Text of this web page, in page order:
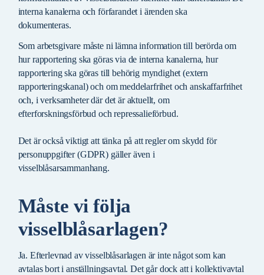
interna kanalerna och förfarandet i ärenden ska
dokumenteras.
Som arbetsgivare måste ni lämna information till berörda om
hur rapportering ska göras via de interna kanalerna, hur
rapportering ska göras till behörig myndighet (extern
rapporteringskanal) och om meddelarfrihet och anskaffarfrihet
och, i verksamheter där det är aktuellt, om
efterforskningsförbud och repressalieförbud.
Det är också viktigt att tänka på att regler om skydd för
personuppgifter (GDPR) gäller även i
visselblåsarsammanhang.
Måste vi följa
visselblåsarlagen?
Ja. Efterlevnad av visselblåsarlagen är inte något som kan
avtalas bort i anställningsavtal. Det går dock att i kollektivavtal